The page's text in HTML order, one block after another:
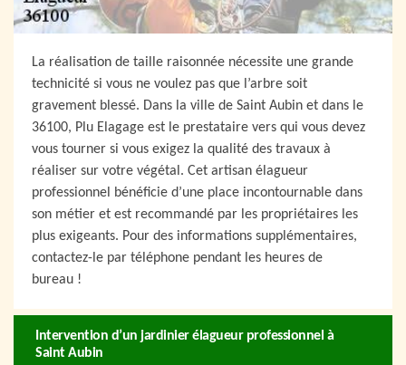
La réalisation de taille raisonnée nécessite une grande
technicité si vous ne voulez pas que l’arbre soit
gravement blessé. Dans la ville de Saint Aubin et dans le
36100, Plu Elagage est le prestataire vers qui vous devez
vous tourner si vous exigez la qualité des travaux à
réaliser sur votre végétal. Cet artisan élagueur
professionnel bénéficie d’une place incontournable dans
son métier et est recommandé par les propriétaires les
plus exigeants. Pour des informations supplémentaires,
contactez-le par téléphone pendant les heures de
bureau !
Intervention d’un jardinier élagueur professionnel à
Saint Aubin